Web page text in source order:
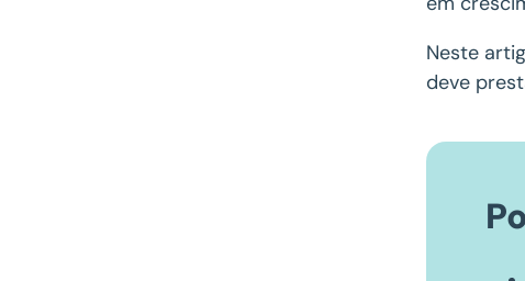
Neste
deve